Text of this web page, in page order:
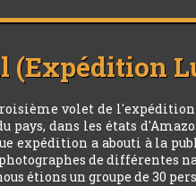
(Expédition
volet de
dans les états
expédition a abouti à la
de différentes
étions un groupe de 30